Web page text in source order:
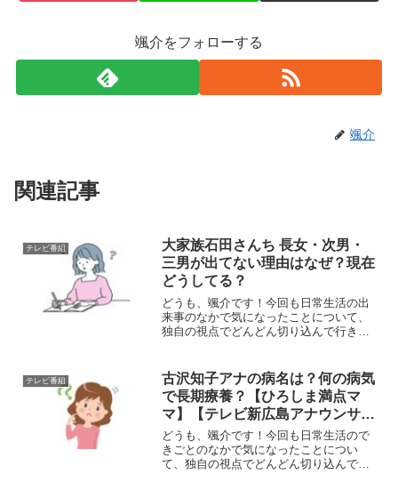
颯介をフォローする
颯介
関連記事
テレビ番組
大家族石田さんち 長女・次男・
三男が出てない理由はなぜ？現在
どうしてる？
どうも、颯介です！今回も日常生活の出
来事のなかで気になったことについて、
独自の視点でどんどん切り込んで行きた
は、先日2018年5月1日（火曜）に放送さ
れた日本テレビ系の特...
テレビ番組
古沢知子アナの病名は？何の病気
で長期療養？【ひろしま満点マ
マ】【テレビ新広島アナウンサ
ー】
どうも、颯介です！今回も日常生活ので
きごとのなかで気になったことについ
て、独自の視点でどんどん切り込んで行